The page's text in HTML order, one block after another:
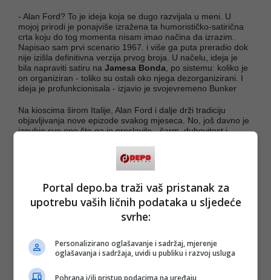
- Alan Ford? To je ideja koja se dugo razvijala u meni. U
mojoj prirodi je ponajviše izražena ta humorističko-satirična
crta koju do tog momenta nisam imao načina da izrazim.
Napisao sam prvi scenario 1967. i više ga puta preradio dok
nije izišla definitivna verzija prvog broja. U načelu, ideja je
bila napraviti satiru na Jamesa Bonda , po sistemu: koliko je
on organiziran - toliko su ostali oko njega dezorganizirani. I
ideja je profunkcionisala - izjavio je svojevremeno Bunker
Na kioscima širom Italije, Alan Ford i dalje drži tradiciju
objavljivanja nove epizode svakog mjeseca. No, još davno je
izgubio sve ono što ga je proslavilo - šarm, duhovitost i
, isprva loše prihvaćen, ali kasnije su mnogi žalili i
za njegovim radovima. Već je tada uslijedio lagani pad, kako
u primjetnoj kvaliteti crteža, tako, nažalost i u kvaliteti
scenarija.
Ideje su polako blijedile, a i ona prvobitna ideja i koncept
je počeo rapidni pad, koji se nije zaustavio ni do današnjeg
dana. Broj čitalaca i njihova dobna granica smanjuju se sa
Portal depo.ba traži vaš pristanak za
upotrebu vaših ličnih podataka u sljedeće
svrhe:
Personalizirano oglašavanje i sadržaj, mjerenje
oglašavanja i sadržaja, uvidi u publiku i razvoj usluga
Pohrana i/ili pristup podacima na uređaju